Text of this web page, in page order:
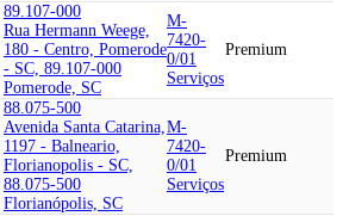
89.107-000
Rua Hermann Weege,
180 - Centro, Pomerode
- SC, 89.107-000
Pomerode, SC
M-
7420-
0/01
Serviços
Premium
88.075-500
Avenida Santa Catarina,
1197 - Balneario,
Florianopolis - SC,
88.075-500
Florianópolis, SC
M-
7420-
0/01
Serviços
Premium